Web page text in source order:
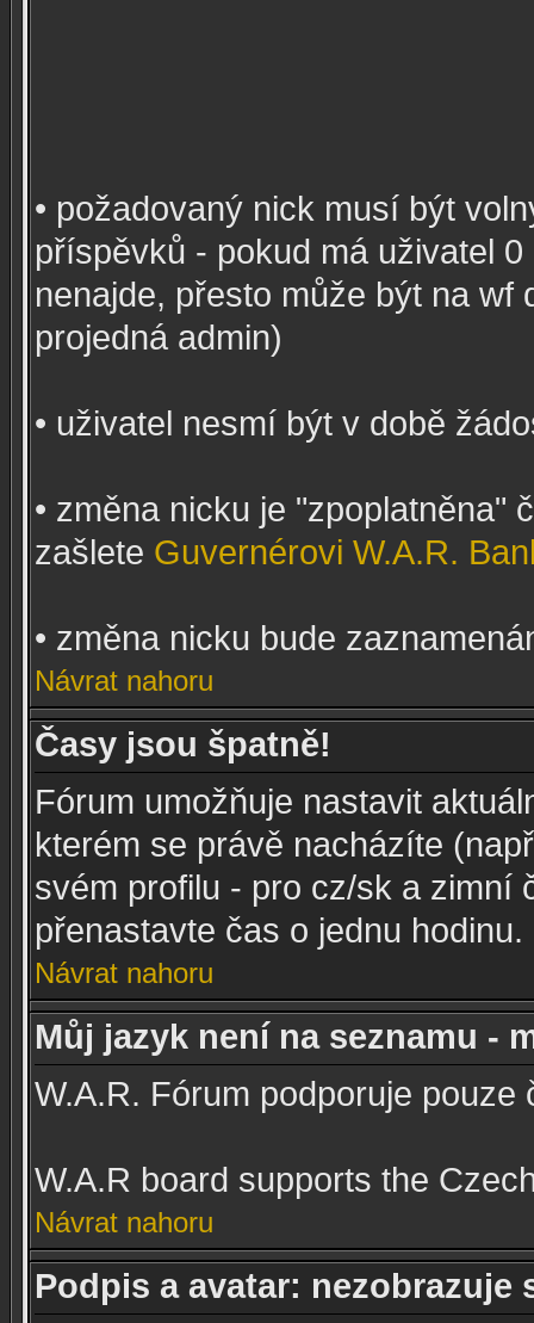
• požadovaný nick musí být
příspěvků - pokud má uživatel
nenajde, přesto může být na
projedná admin)
• uživatel nesmí být v době
• změna nicku je "zpoplatněna"
zašlete Guvernérovi W.A.R.
• změna nicku bude
Návrat nahoru
Časy jsou špatně!
Fórum umožňuje nastavit
kterém se právě nacházíte
svém profilu - pro cz/sk a zimní
přenastavte čas o jednu hodinu.
Návrat nahoru
Můj jazyk není na seznamu -
W.A.R. Fórum podporuje
W.A.R board supports the
Návrat nahoru
Podpis a avatar: nezobrazuje